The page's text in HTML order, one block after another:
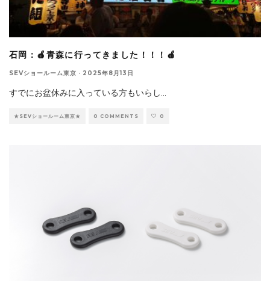
石岡：🍎青森に行ってきました！！！🍎
SEVショールーム東京 · 2025年8月13日
すでにお盆休みに入っている方もいらし
★SEVショールーム東京★ 0 COMMENTS 0